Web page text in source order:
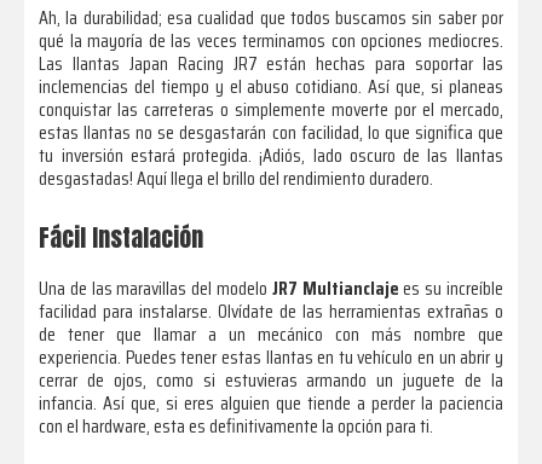
Ah, la durabilidad; esa cualidad que todos buscamos sin saber por
qué la mayoría de las veces terminamos con opciones mediocres.
Las llantas Japan Racing JR7 están hechas para soportar las
inclemencias del tiempo y el abuso cotidiano. Así que, si planeas
conquistar las carreteras o simplemente moverte por el mercado,
estas llantas no se desgastarán con facilidad, lo que significa que
tu inversión estará protegida. ¡Adiós, lado oscuro de las llantas
desgastadas! Aquí llega el brillo del rendimiento duradero.
Fácil Instalación
Una de las maravillas del modelo JR7 Multianclajees su increíble
facilidad para instalarse. Olvídate de las herramientas extrañas o
de tener que llamar a un mecánico con más nombre que
experiencia. Puedes tener estas llantas en tu vehículo en un abrir y
cerrar de ojos, como si estuvieras armando un juguete de la
infancia. Así que, si eres alguien que tiende a perder la paciencia
con el hardware, esta es definitivamente la opción para ti.